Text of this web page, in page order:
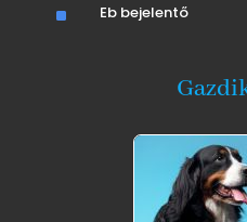
^ Eb bejelentő